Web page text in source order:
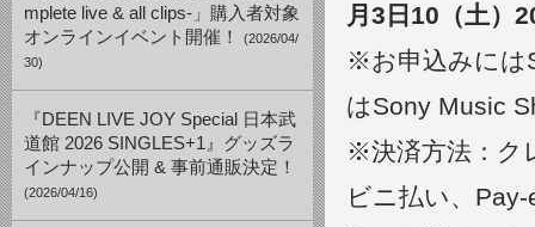
mplete live & all clips-」購入者対象
オンラインイベント開催！
(2026/04/
30)
『DEEN LIVE JOY Special 日本武
道館 2026 SINGLES+1』グッズラ
インナップ公開 & 事前通販決定！
(2026/04/16)
月3日10（土）
※お申込みには
はSony Music
※決済方法：ク
ビニ払い、